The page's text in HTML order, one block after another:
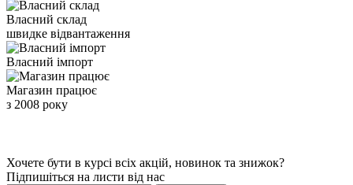
Власний склад
швидке відвантаження
Власний імпорт
Магазин працює
з 2008 року
Хочете бути в курсі всіх акцій, новинок та знижок?
Підпишіться на листи від нас